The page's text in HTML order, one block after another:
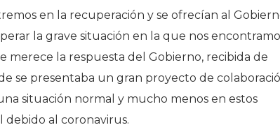
en la recuperación y se ofrecían al
la grave situación en la que nos
merece la respuesta del Gobierno, recibida de
se presentaba un gran proyecto de
situación normal y mucho menos en estos
debido al coronavirus.